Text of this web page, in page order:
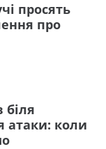
просять
про
атаки: коли